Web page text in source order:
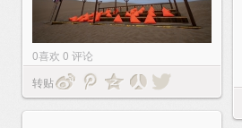
0喜欢 0 评论
转贴